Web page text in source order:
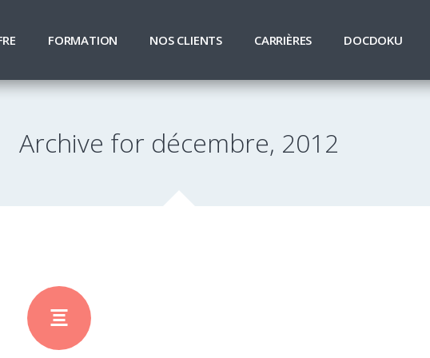
FORMATION NOS CLIENTS CARRIÈRES DOCDOKU
Archive for décembre, 2012